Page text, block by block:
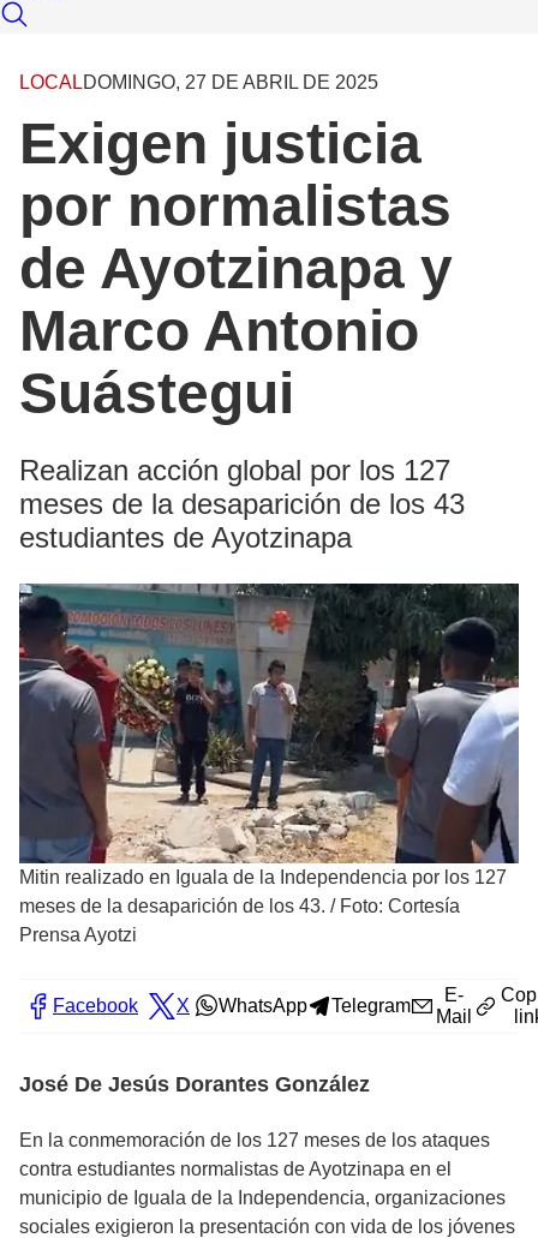
LOCALDOMINGO, 27 DE ABRIL DE 2025
Exigen justicia
por normalistas
de Ayotzinapa y
Marco Antonio
Suástegui
Realizan acción global por los 127
meses de la desaparición de los 43
estudiantes de Ayotzinapa
Mitin realizado en Iguala de la Independencia por los 127
meses de la desaparición de los 43. / Foto: Cortesía
Prensa Ayotzi
Facebook X WhatsApp Telegram
E-
Mail
José De Jesús Dorantes González
En la conmemoración de los 127 meses de los ataques
contra estudiantes normalistas de Ayotzinapa en el
municipio de Iguala de la Independencia, organizaciones
sociales exigieron la presentación con vida de los jóvenes